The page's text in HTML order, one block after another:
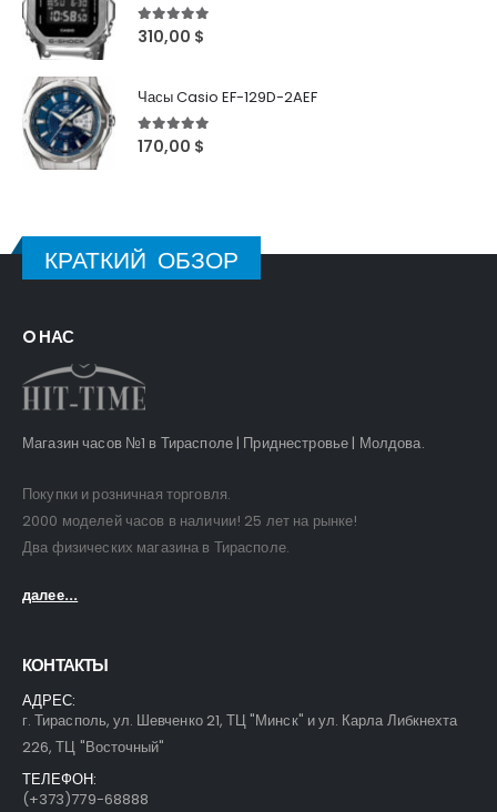
5out of 5
310,00 $
Часы Casio EF-129D-2AEF
5out of 5
170,00 $
КРАТКИЙ ОБЗОР
O НАС
Магазин часов №1 в Тирасполе | Приднестровье | Молдова.
Покупки и розничная торговля.
2000 моделей часов в наличии! 25 лет на рынке!
Два физических магазина в Тирасполе.
далее...
КОНТАКТЫ
АДРЕС:
г. Тирасполь, ул. Шевченко 21, ТЦ "Минск" и ул. Карла Либкнехта
226, ТЦ "Восточный"
ТЕЛЕФОН:
(+373)779-68888